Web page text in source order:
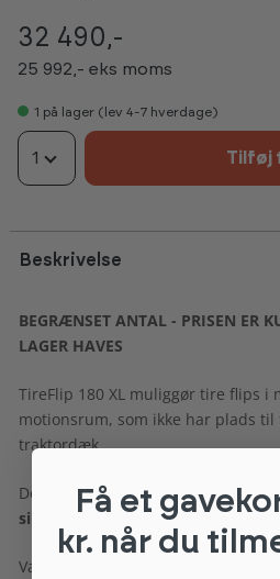
32 490,-
25 992,- eks moms
1 på lager (lev 4-7 hverdage)
1 Tilføj
Beskrivelse
BEGRÆNSET ANTAL - PRISEN ER
LAGER HAVES
TireFlip 180 XL muliggør tire flips i
motionsrum, som ikke har plads
traktordæk.
Det unikke og patenterede design
sikkerhed igennem hele øvelsen.
Vægten på dækket er 72 kg. men
Få et
kr. når du